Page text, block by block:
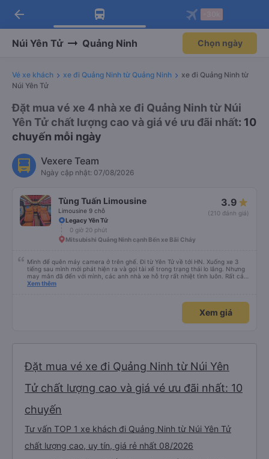
Tải app Vexere ngay!
Nhận ưu đãi thành viên độc
Mở app
Tải app Vexere
-30k/ghế khi đặt vé máy bay qua
Mở app
arrow_back
Núi Yên Tử Quảng Ninh Chọn ngày
Vé xe khách xe đi Quảng Ninh từ Quảng Ninh
xe đi Quảng Ninh từ
Núi Yên Tử
Đặt mua vé xe 4 nhà xe đi Quảng Ninh từ Núi
Yên Tử chất lượng cao và giá vé ưu đãi nhất: 10
chuyến mỗi ngày
Vexere Team
Ngày cập nhật: 07/08/2026
Tùng Tuấn Limousine
Limousine 9 chỗ
3.9
(210 đánh giá)
Legacy Yên Tử
0 giờ 20 phút
Mitsubishi Quảng Ninh cạnh Bến xe Bãi Cháy
Mình để quên máy camera ở trên ghế. Đi từ Yên Tử về tới HN. Xuống xe 3
tiếng sau mình mới phát hiện ra và gọi tài xế trong trạng thái lo lắng. Nhưng
may mắn đã đến với mình, các anh nhà xe hỗ trợ rất nhiệt tình luôn. Rất cảm
ơn và chúc các anh nhà xe Tùng Tuấn sức khoẻ, vạn dặm bình an ạ!
Xem thêm
Xem giá
Đặt mua vé xe đi Quảng Ninh từ Núi Yên
Tử chất lượng cao và giá vé ưu đãi nhất: 10
chuyến
Tư vấn TOP 1 xe khách đi Quảng Ninh từ Núi Yên Tử
chất lượng cao, uy tín, giá rẻ nhất 08/2026